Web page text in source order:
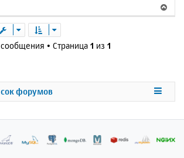
е
с
н
ч
• Страница 1 из 1
форумов